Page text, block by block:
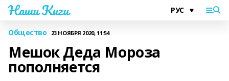
Наши Киги
Общество 23 НОЯБРЯ 2020, 11:54
Мешок Деда Мороза
пополняется